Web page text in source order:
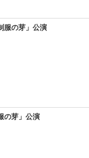
服の芽」公演
の芽」公演